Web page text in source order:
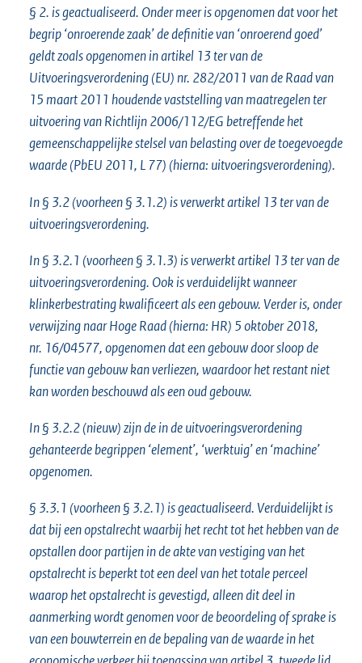
§ 2. is geactualiseerd. Onder meer is opgenomen dat voor het
begrip ‘onroerende zaak’ de definitie van ‘onroerend goed’
geldt zoals opgenomen in artikel 13 ter van de
Uitvoeringsverordening (EU) nr. 282/2011 van de Raad van
15 maart 2011 houdende vaststelling van maatregelen ter
uitvoering van Richtlijn 2006/112/EG betreffende het
gemeenschappelijke stelsel van belasting over de toegevoegde
waarde (PbEU 2011, L 77) (hierna: uitvoeringsverordening).
In § 3.2 (voorheen § 3.1.2) is verwerkt artikel 13 ter van de
uitvoeringsverordening.
In § 3.2.1 (voorheen § 3.1.3) is verwerkt artikel 13 ter van de
uitvoeringsverordening. Ook is verduidelijkt wanneer
klinkerbestrating kwalificeert als een gebouw. Verder is, onder
verwijzing naar Hoge Raad (hierna: HR) 5 oktober 2018,
nr. 16/04577, opgenomen dat een gebouw door sloop de
functie van gebouw kan verliezen, waardoor het restant niet
kan worden beschouwd als een oud gebouw.
In § 3.2.2 (nieuw) zijn de in de uitvoeringsverordening
gehanteerde begrippen ‘element’, ‘werktuig’ en ‘machine’
opgenomen.
§ 3.3.1 (voorheen § 3.2.1) is geactualiseerd. Verduidelijkt is
dat bij een opstalrecht waarbij het recht tot het hebben van de
opstallen door partijen in de akte van vestiging van het
opstalrecht is beperkt tot een deel van het totale perceel
waarop het opstalrecht is gevestigd, alleen dit deel in
aanmerking wordt genomen voor de beoordeling of sprake is
van een bouwterrein en de bepaling van de waarde in het